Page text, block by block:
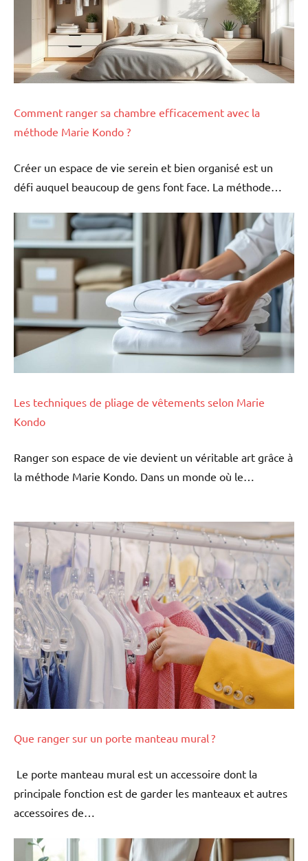
Comment ranger sa chambre efficacement avec la
méthode Marie Kondo ?
Créer un espace de vie serein et bien organisé est un
défi auquel beaucoup de gens font face. La méthode…
Les techniques de pliage de vêtements selon Marie
Kondo
Ranger son espace de vie devient un véritable art grâce à
la méthode Marie Kondo. Dans un monde où le…
Que ranger sur un porte manteau mural ?
Le porte manteau mural est un accessoire dont la
principale fonction est de garder les manteaux et autres
accessoires de…